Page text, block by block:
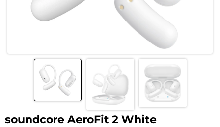
soundcore AeroFit 2 White